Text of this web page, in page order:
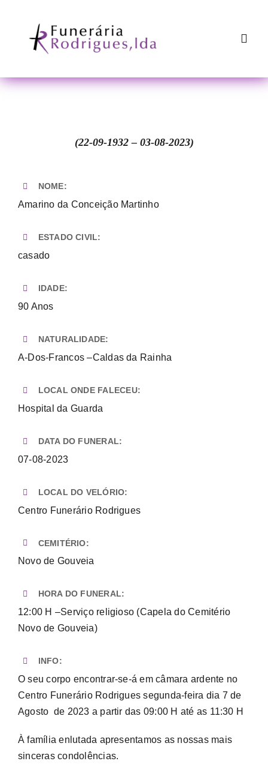
content
Início
Florista
Necrologia
(22-09-1932 – 03-08-2023)
NOME:
Amarino da Conceição Martinho
ESTADO CIVIL:
casado
IDADE:
90 Anos
NATURALIDADE:
A-Dos-Francos –Caldas da Rainha
LOCAL ONDE FALECEU:
Hospital da Guarda
DATA DO FUNERAL:
07-08-2023
LOCAL DO VELÓRIO:
Centro Funerário Rodrigues
CEMITÉRIO:
Novo de Gouveia
HORA DO FUNERAL:
12:00 H –Serviço religioso (Capela do Cemitério
Novo de Gouveia)
INFO:
O seu corpo encontrar-se-á em câmara ardente no
Centro Funerário Rodrigues segunda-feira dia 7 de
Agosto de 2023 a partir das 09:00 H até as 11:30 H
À família enlutada apresentamos as nossas mais
sinceras condolências.